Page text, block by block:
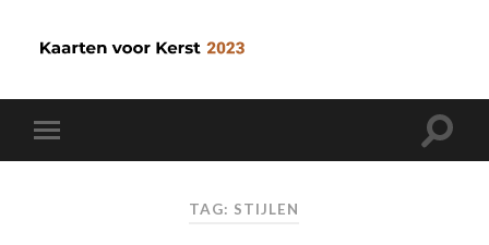
TAG: STIJLEN